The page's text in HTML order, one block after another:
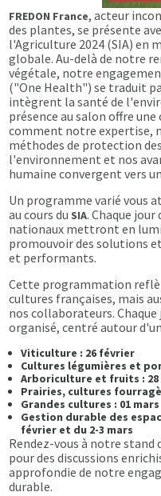
FREDON France, acteur
des plantes, se présente
l'Agriculture 2024 (SIA) en
globale. Au-delà de notre
végétale, notre
("One Health") se traduit
intègrent la santé de
présence au salon offre
comment notre expertise,
méthodes de protection
l'environnement et nos
humaine convergent vers
Un programme varié vous
au cours du SIA. Chaque
nationaux mettront en
promouvoir des solutions
et performants.
Cette programmation
cultures françaises, mais
nos collaborateurs.
organisé, centré autour
Viticulture : 26 février
Cultures légumières et
Arboriculture et fruits :
Prairies, cultures
Grandes cultures : 01 mars
Gestion durable des
février et du 2-3 mars
Rendez-vous à notre stand
pour des discussions
approfondie de notre
durable.